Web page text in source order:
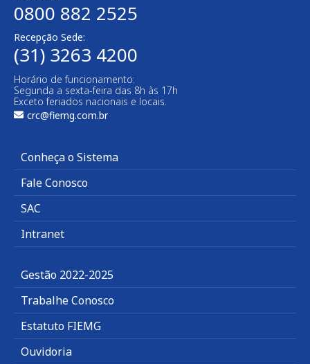
0800 882 2525
Recepção Sede:
(31) 3263 4200
Horário de funcionamento:
Segunda a sexta-feira das 8h às 17h
Exceto feriados nacionais e locais.
crc@fiemg.com.br
Conheça o Sistema
Fale Conosco
SAC
Intranet
Gestão 2022-2025
Trabalhe Conosco
Estatuto FIEMG
Ouvidoria